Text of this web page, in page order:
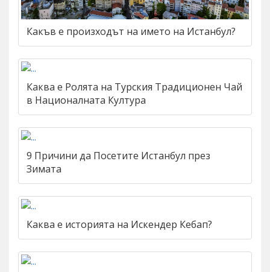
Какъв е произходът на името на Истанбул?
Каква е Ролята на Турския Традиционен Чай
в Националната Култура
9 Причини да Посетите Истанбул през
Зимата
Каква е историята на Искендер Кебап?